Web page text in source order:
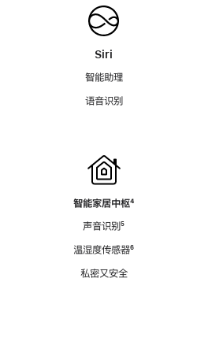
Siri
智能助理
语音识别
智能家居中枢脚
⁴
声音识别脚
⁵
温湿度传感器脚
⁶
私密又安全